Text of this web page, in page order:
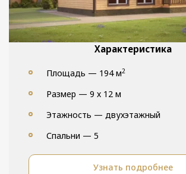
Характеристика
Площадь — 194 м2
Размер — 9 х 12 м
Этажность — двухэтажный
Спальни — 5
Узнать подробнее